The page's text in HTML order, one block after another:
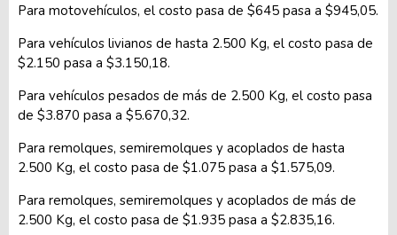
Para motovehículos, el costo pasa de $645 pasa a $945,05.
Para vehículos livianos de hasta 2.500 Kg, el costo pasa de
$2.150 pasa a $3.150,18.
Para vehículos pesados de más de 2.500 Kg, el costo pasa
de $3.870 pasa a $5.670,32.
Para remolques, semiremolques y acoplados de hasta
2.500 Kg, el costo pasa de $1.075 pasa a $1.575,09.
Para remolques, semiremolques y acoplados de más de
2.500 Kg, el costo pasa de $1.935 pasa a $2.835,16.